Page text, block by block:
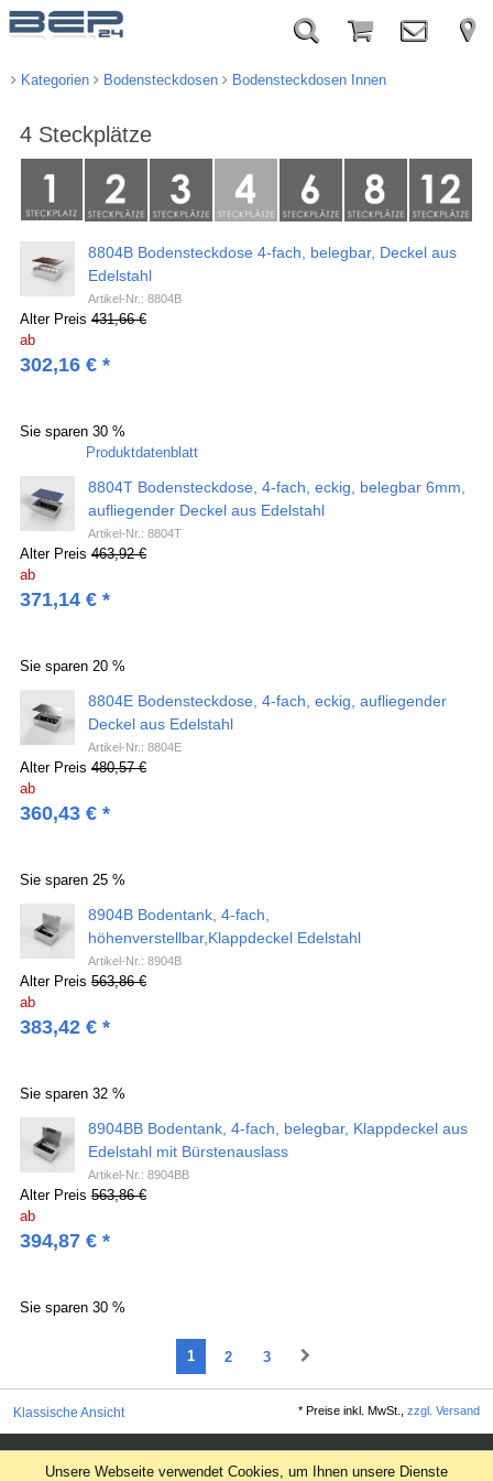
Kategorien Bodensteckdosen Bodensteckdosen Innen
4 Steckplätze
e
r
i
f
8804B Bodensteckdose 4-fach, belegbar, Deckel aus
Edelstahl
Artikel-Nr.: 8804B
Alter Preis 431,66 €
ab
302,16 €*
Sie sparen 30 %
Produktdatenblatt
8804T Bodensteckdose, 4-fach, eckig, belegbar 6mm,
aufliegender Deckel aus Edelstahl
Artikel-Nr.: 8804T
Alter Preis 463,92 €
ab
371,14 €*
Sie sparen 20 %
8804E Bodensteckdose, 4-fach, eckig, aufliegender
Deckel aus Edelstahl
Artikel-Nr.: 8804E
Alter Preis 480,57 €
ab
360,43 €*
Sie sparen 25 %
8904B Bodentank, 4-fach,
höhenverstellbar,Klappdeckel Edelstahl
Artikel-Nr.: 8904B
Alter Preis 563,86 €
ab
383,42 €*
Sie sparen 32 %
8904BB Bodentank, 4-fach, belegbar, Klappdeckel aus
Edelstahl mit Bürstenauslass
Artikel-Nr.: 8904BB
Alter Preis 563,86 €
ab
394,87 €*
Sie sparen 30 %
1 2 3
Klassische Ansicht *Preise inkl. MwSt.,zzgl. Versand
Unsere Webseite verwendet Cookies, um Ihnen unsere Dienste